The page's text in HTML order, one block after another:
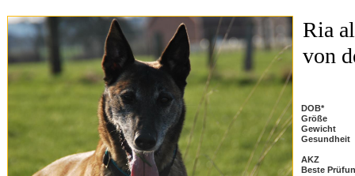
DOB*
Größe
Gewicht
Gesundheit
AKZ
Beste
Ria
von